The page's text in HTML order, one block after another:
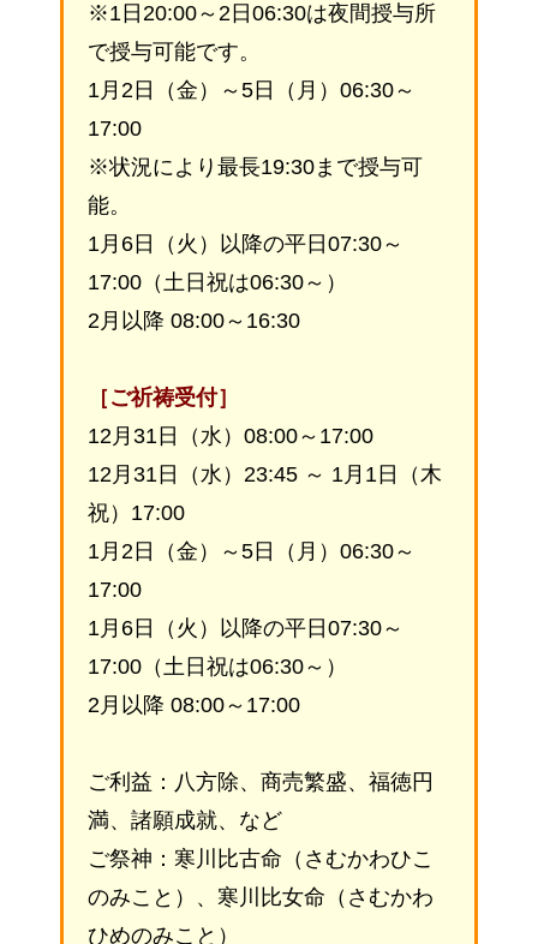
※1日20:00～2日06:30は夜間授与所
で授与可能です。
1月2日（金）～5日（月）06:30～
17:00
※状況により最長19:30まで授与可
能。
1月6日（火）以降の平日07:30～
17:00（土日祝は06:30～）
2月以降 08:00～16:30
［ご祈祷受付］
12月31日（水）08:00～17:00
12月31日（水）23:45 ～ 1月1日（木
祝）17:00
1月2日（金）～5日（月）06:30～
17:00
1月6日（火）以降の平日07:30～
17:00（土日祝は06:30～）
2月以降 08:00～17:00
ご利益：八方除、商売繁盛、福徳円
満、諸願成就、など
ご祭神：寒川比古命（さむかわひこ
のみこと）、寒川比女命（さむかわ
ひめのみこと）